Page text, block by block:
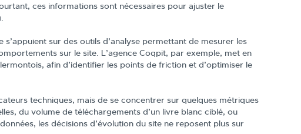
ces informations sont nécessaires pour ajuster le
sur des outils d’analyse permettant de mesurer les
sur le site. L’agence Coqpit, par exemple, met en
afin d’identifier les points de friction et d’optimiser le
techniques, mais de se concentrer sur quelques métriques
du volume de téléchargements d’un livre blanc ciblé, ou
les décisions d’évolution du site ne reposent plus sur